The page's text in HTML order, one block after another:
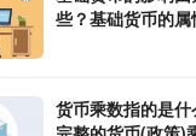
些？基础货币的
货币乘数指的是什